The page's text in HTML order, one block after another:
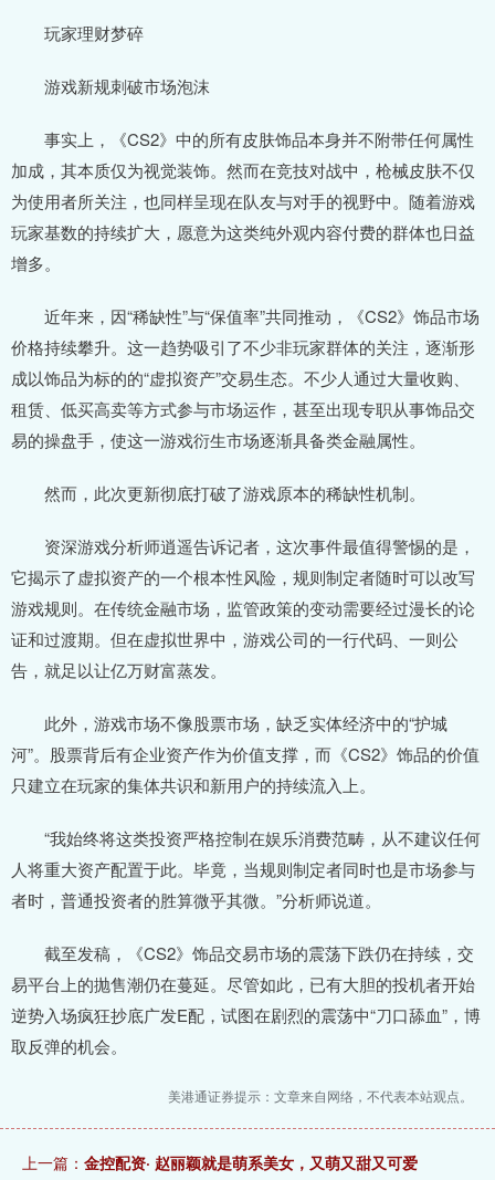
玩家理财梦碎
游戏新规刺破市场泡沫
事实上，《CS2》中的所有皮肤饰品本身并不附带任何属性
加成，其本质仅为视觉装饰。然而在竞技对战中，枪械皮肤不仅
为使用者所关注，也同样呈现在队友与对手的视野中。随着游戏
玩家基数的持续扩大，愿意为这类纯外观内容付费的群体也日益
增多。
近年来，因“稀缺性”与“保值率”共同推动，《CS2》饰品市场
价格持续攀升。这一趋势吸引了不少非玩家群体的关注，逐渐形
成以饰品为标的的“虚拟资产”交易生态。不少人通过大量收购、
租赁、低买高卖等方式参与市场运作，甚至出现专职从事饰品交
易的操盘手，使这一游戏衍生市场逐渐具备类金融属性。
然而，此次更新彻底打破了游戏原本的稀缺性机制。
资深游戏分析师逍遥告诉记者，这次事件最值得警惕的是，
它揭示了虚拟资产的一个根本性风险，规则制定者随时可以改写
游戏规则。在传统金融市场，监管政策的变动需要经过漫长的论
证和过渡期。但在虚拟世界中，游戏公司的一行代码、一则公
告，就足以让亿万财富蒸发。
此外，游戏市场不像股票市场，缺乏实体经济中的“护城
河”。股票背后有企业资产作为价值支撑，而《CS2》饰品的价值
只建立在玩家的集体共识和新用户的持续流入上。
“我始终将这类投资严格控制在娱乐消费范畴，从不建议任何
人将重大资产配置于此。毕竟，当规则制定者同时也是市场参与
者时，普通投资者的胜算微乎其微。”分析师说道。
截至发稿，《CS2》饰品交易市场的震荡下跌仍在持续，交
易平台上的抛售潮仍在蔓延。尽管如此，已有大胆的投机者开始
逆势入场疯狂抄底广发E配，试图在剧烈的震荡中“刀口舔血”，博
取反弹的机会。
美港通证券提示：文章来自网络，不代表本站观点。
上一篇： 金控配资· 赵丽颖就是萌系美女，又萌又甜又可爱